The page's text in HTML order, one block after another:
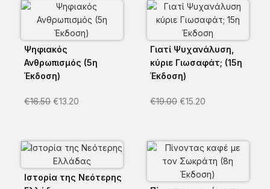
Ψηφιακός
Ανθρωπισμός (5η
Έκδοση)
€16.50 €13.20
Γιατί Ψυχανάλυση,
κύριε Γιωσαφάτ; (15η
Έκδοση)
€19.00 €15.20
Ιστορία της Νεότερης